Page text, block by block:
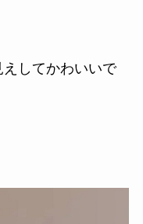
してかわいいで